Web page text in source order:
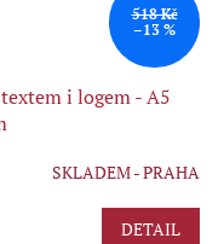
518 Kč
–13 %
i logem - A5
SKLADEM - PRAHA
DETAIL